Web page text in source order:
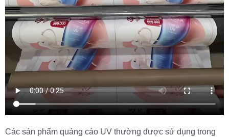
Các sản phẩm quảng cáo UV thường được sử dụng trong